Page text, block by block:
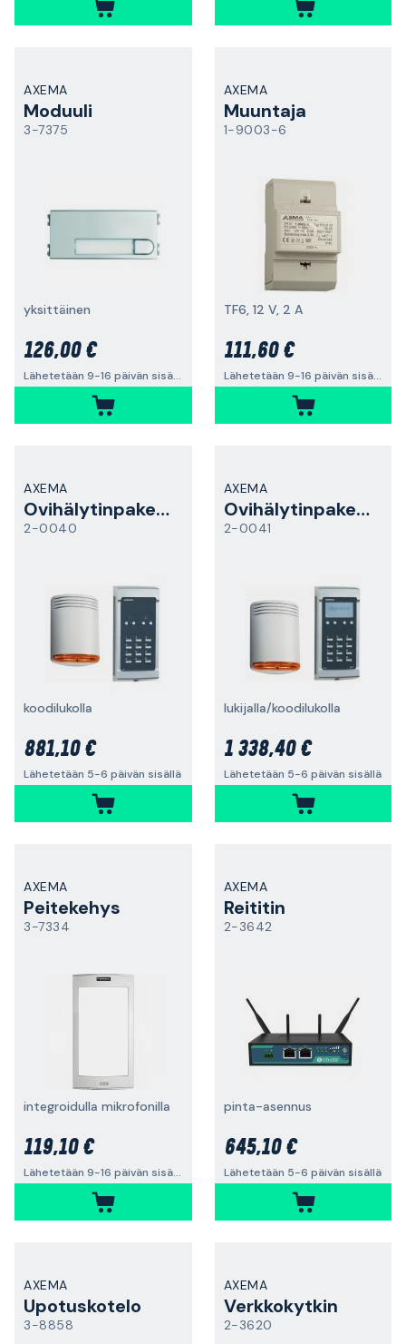
AXEMA
Moduuli
3-7375
yksittäinen
126,00 €
Lähetetään 9-16 päivän sisällä
AXEMA
Muuntaja
1-9003-6
TF6, 12 V, 2 A
111,60 €
Lähetetään 9-16 päivän sisällä
AXEMA
Ovihälytinpaketti
2-0040
koodilukolla
881,10 €
Lähetetään 5-6 päivän sisällä
AXEMA
Ovihälytinpaketti
2-0041
lukijalla/koodilukolla
1 338,40 €
Lähetetään 5-6 päivän sisällä
AXEMA
Peitekehys
3-7334
integroidulla mikrofonilla
119,10 €
Lähetetään 9-16 päivän sisällä
AXEMA
Reititin
2-3642
pinta-asennus
645,10 €
Lähetetään 5-6 päivän sisällä
AXEMA
Upotuskotelo
3-8858
AXEMA
Verkkokytkin
2-3620